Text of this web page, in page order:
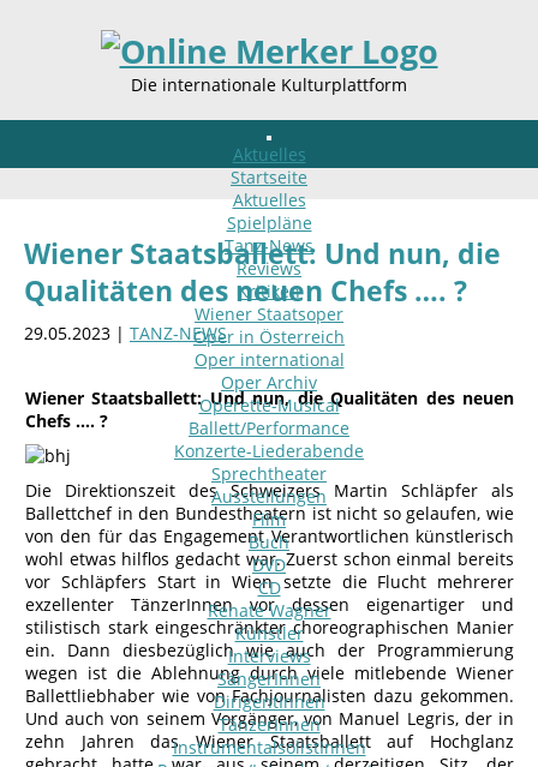
Die internationale Kulturplattform
Aktuelles
Startseite
Aktuelles
Spielpläne
Tanz-News
Reviews
Kritiken
Wiener Staatsoper
Oper in Österreich
Oper international
Oper Archiv
Operette-Musical
Ballett/Performance
Konzerte-Liederabende
Sprechtheater
Ausstellungen
Film
Buch
DVD
CD
Renate Wagner
Künstler
Interviews
SängerInnen
DirigentInnen
TänzerInnen
InstrumentalsolistInnen
Wiener Staatsballett: Und nun, die
Qualitäten des neuen Chefs …. ?
29.05.2023 | TANZ-NEWS
Wiener Staatsballett: Und nun, die Qualitäten des neuen
Chefs …. ?
Die Direktionszeit des Schweizers Martin Schläpfer als
Ballettchef in den Bundestheatern ist nicht so gelaufen, wie
von den für das Engagement Verantwortlichen künstlerisch
wohl etwas hilflos gedacht war. Zuerst schon einmal bereits
vor Schläpfers Start in Wien setzte die Flucht mehrerer
exzellenter TänzerInnen vor dessen eigenartiger und
stilistisch stark eingeschränkter choreographischen Manier
ein. Dann diesbezüglich wie auch der Programmierung
wegen ist die Ablehnung durch viele mitlebende Wiener
Ballettliebhaber wie von Fachjournalisten dazu gekommen.
Und auch von seinem Vorgänger, von Manuel Legris, der in
zehn Jahren das Wiener Staatsballett auf Hochglanz